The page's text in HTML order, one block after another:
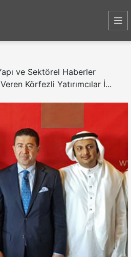
ve Sektörel Haberler
Körfezli Yatırımcılar İ...